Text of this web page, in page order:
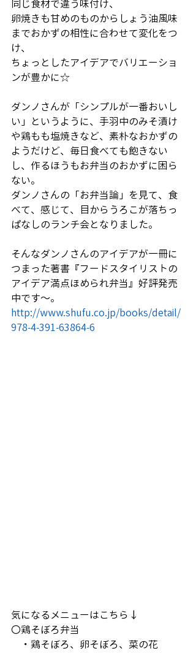
同じ食材で違う味付け、
卵焼きも甘めのものからしょう油風味
までおかずの相性に合わせて変化をつ
け、
ちょっとしたアイデアでバリエーショ
ンが豊かに☆
ダンノさんが「シンプルが一番おいし
い」というように、手羽中のみそ漬け
や鶏もも塩焼きなど、素朴なおかずの
ようだけど、毎日食べても飽きない
し、作るほうもお弁当のおかずに困ら
ない。
ダンノさんの「お弁当論」を見て、食
べて、感じて、目からうろこが落ちっ
ぱなしのランチ会となりました。
そんなダンノさんのアイデアが一冊に
つまった著書『フードスタイリストの
アイデア満点ほめられ弁当』好評発売
中です～。
http://www.shufu.co.jp/books/detail/
978-4-391-63864-6
気になるメニューはこちら↓
〇鶏そぼろ弁当
・鶏そぼろ、卵そぼろ、菜の花